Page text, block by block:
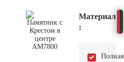
Материал
:
Полная